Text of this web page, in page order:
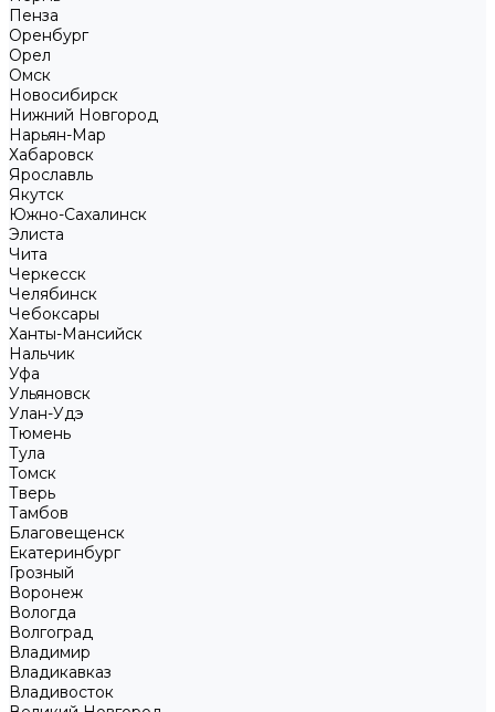
Пенза
Оренбург
Орел
Омск
Новосибирск
Нижний Новгород
Нарьян-Мар
Хабаровск
Ярославль
Якутск
Южно-Сахалинск
Элиста
Чита
Черкесск
Челябинск
Чебоксары
Ханты-Мансийск
Нальчик
Уфа
Ульяновск
Улан-Удэ
Тюмень
Тула
Томск
Тверь
Тамбов
Благовещенск
Екатеринбург
Грозный
Воронеж
Вологда
Волгоград
Владимир
Владикавказ
Владивосток